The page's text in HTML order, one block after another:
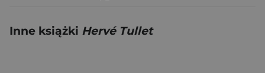
Inne książki Hervé Tullet